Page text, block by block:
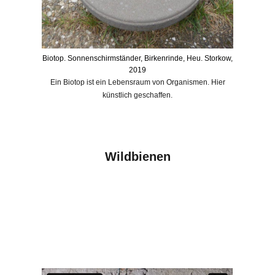
Biotop. Sonnenschirmständer, Birkenrinde, Heu. Storkow,
2019
Ein Biotop ist ein Lebensraum von Organismen. Hier
künstlich geschaffen.
Wildbienen